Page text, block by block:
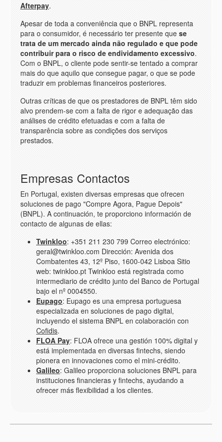
Afterpay.
Apesar de toda a conveniência que o BNPL representa
para o consumidor, é necessário ter presente que se
trata de um mercado ainda não regulado e que pode
contribuir para o risco de endividamento excessivo.
Com o BNPL, o cliente pode sentir-se tentado a comprar
mais do que aquilo que consegue pagar, o que se pode
traduzir em problemas financeiros posteriores.
Outras críticas de que os prestadores de BNPL têm sido
alvo prendem-se com a falta de rigor e adequação das
análises de crédito efetuadas e com a falta de
transparência sobre as condições dos serviços
prestados.
Empresas Contactos
En Portugal, existen diversas empresas que ofrecen
soluciones de pago "Compre Agora, Pague Depois"
(BNPL). A continuación, te proporciono información de
contacto de algunas de ellas:
Twinkloo: +351 211 230 799 Correo electrónico:
geral@twinkloo.com Dirección: Avenida dos
Combatentes 43, 12º Piso, 1600-042 Lisboa Sitio
web: twinkloo.pt Twinkloo está registrada como
intermediario de crédito junto del Banco de Portugal
bajo el nº 0004550.
Eupago: Eupago es una empresa portuguesa
especializada en soluciones de pago digital,
incluyendo el sistema BNPL en colaboración con
Cofidis.
FLOA Pay: FLOA ofrece una gestión 100% digital y
está implementada en diversas fintechs, siendo
pionera en innovaciones como el mini-crédito.
Galileo: Galileo proporciona soluciones BNPL para
instituciones financieras y fintechs, ayudando a
ofrecer más flexibilidad a los clientes.